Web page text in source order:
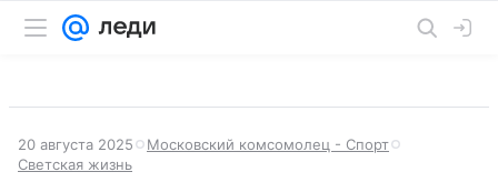
20 августа 2025
Московский комсомолец - Спорт
Светская жизнь